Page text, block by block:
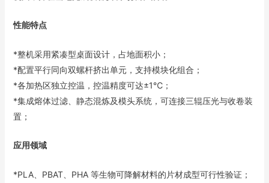
性能特点
*整机采用紧凑型桌面设计，占地面积小；
*配置平行同向双螺杆挤出单元，支持模块化组合；
*各加热区独立控温，控温精度可达±1℃；
*集成熔体过滤、静态混炼及模头系统，可连接三辊压光与收卷装
置；
应用领域
*PLA、PBAT、PHA 等生物可降解材料的片材成型可行性验证；